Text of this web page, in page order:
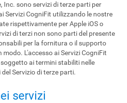
Inc. sono servizi di terze parti per
Servizi CogniFit utilizzando le nostre
rispettivamente per Apple iOS o
di terzi non sono parti del presente
per la fornitura o il supporto
modo. L'accesso ai Servizi CogniFit
ai termini stabiliti nelle
Servizio di terze parti.
servizi